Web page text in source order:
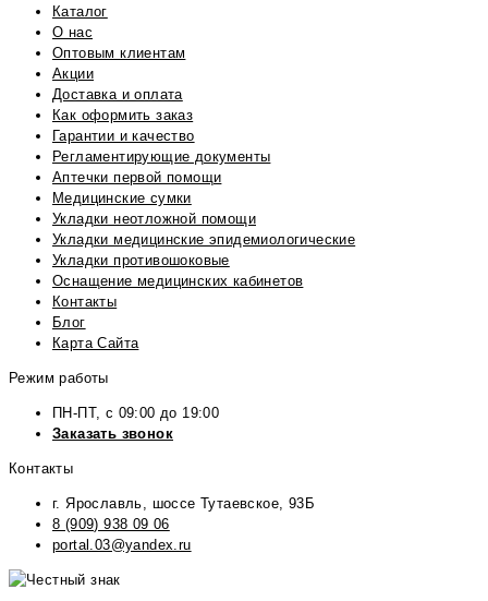
Каталог
О нас
Оптовым клиентам
Акции
Доставка и оплата
Как оформить заказ
Гарантии и качество
Регламентирующие документы
Аптечки первой помощи
Медицинские сумки
Укладки неотложной помощи
Укладки медицинские эпидемиологические
Укладки противошоковые
Оснащение медицинских кабинетов
Контакты
Блог
Карта Сайта
Режим работы
ПН-ПТ, с 09:00 до 19:00
Заказать звонок
Контакты
г. Ярославль, шоссе Тутаевское, 93Б
8 (909) 938 09 06
portal.03@yandex.ru